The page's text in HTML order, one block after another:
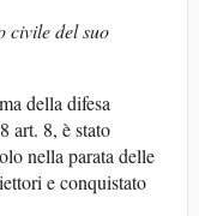
civile del suo
della difesa
art. 8, è stato
nella parata delle
e conquistato